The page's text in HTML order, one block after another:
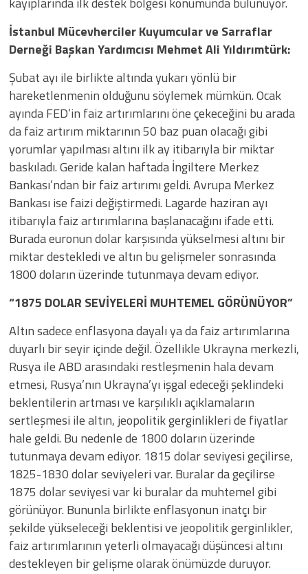
İstanbul Mücevherciler Kuyumcular ve Sarraflar
Derneği Başkan Yardımcısı Mehmet Ali Yıldırımtürk:
Şubat ayı ile birlikte altında yukarı yönlü bir
hareketlenmenin olduğunu söylemek mümkün. Ocak
ayında FED’in faiz artırımlarını öne çekeceğini bu arada
da faiz artırım miktarının 50 baz puan olacağı gibi
yorumlar yapılması altını ilk ay itibarıyla bir miktar
baskıladı. Geride kalan haftada İngiltere Merkez
Bankası’ndan bir faiz artırımı geldi. Avrupa Merkez
Bankası ise faizi değiştirmedi. Lagarde haziran ayı
itibarıyla faiz artırımlarına başlanacağını ifade etti.
Burada euronun dolar karşısında yükselmesi altını bir
miktar destekledi ve altın bu gelişmeler sonrasında
1800 doların üzerinde tutunmaya devam ediyor.
“1875 DOLAR SEVİYELERİ MUHTEMEL GÖRÜNÜYOR”
Altın sadece enflasyona dayalı ya da faiz artırımlarına
duyarlı bir seyir içinde değil. Özellikle Ukrayna merkezli,
Rusya ile ABD arasındaki restleşmenin hala devam
etmesi, Rusya’nın Ukrayna’yı işgal edeceği şeklindeki
beklentilerin artması ve karşılıklı açıklamaların
sertleşmesi ile altın, jeopolitik gerginlikleri de fiyatlar
hale geldi. Bu nedenle de 1800 doların üzerinde
tutunmaya devam ediyor. 1815 dolar seviyesi geçilirse,
1825-1830 dolar seviyeleri var. Buralar da geçilirse
1875 dolar seviyesi var ki buralar da muhtemel gibi
görünüyor. Bununla birlikte enflasyonun inatçı bir
şekilde yükseleceği beklentisi ve jeopolitik gerginlikler,
faiz artırımlarının yeterli olmayacağı düşüncesi altını
destekleyen bir gelişme olarak önümüzde duruyor.